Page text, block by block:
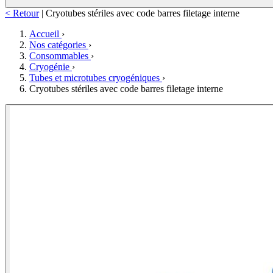
< Retour | Cryotubes stériles avec code barres filetage interne
Accueil ›
Nos catégories ›
Consommables ›
Cryogénie ›
Tubes et microtubes cryogéniques ›
Cryotubes stériles avec code barres filetage interne